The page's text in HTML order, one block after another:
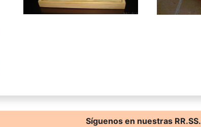
Síguenos en nuestras RR.SS.